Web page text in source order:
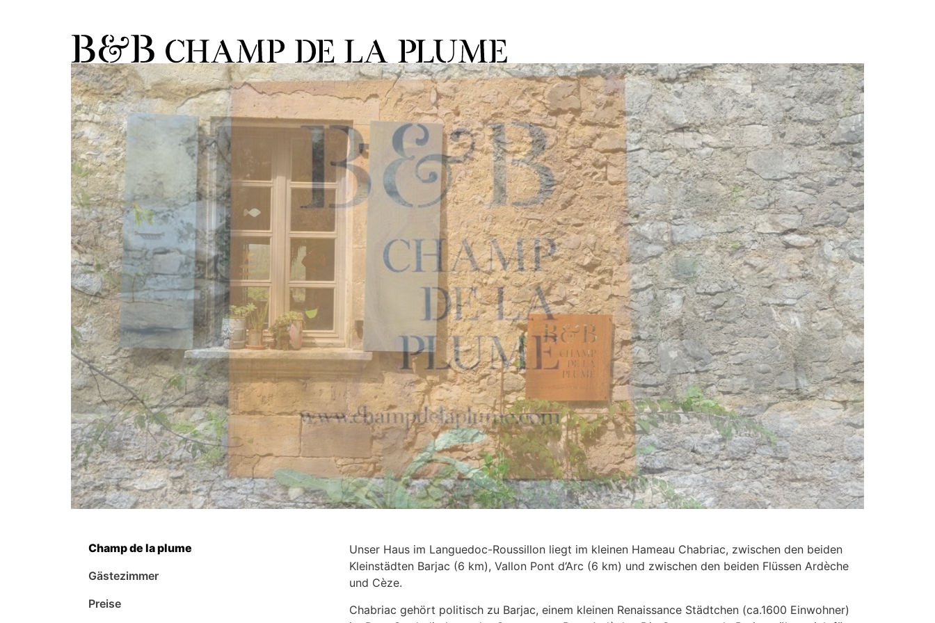
Champ de la plume
Gästezimmer
Preise
Unser Haus im Languedoc-Roussillon liegt im kleinen Hameau Chabriac, zwischen den beiden
Kleinstädten Barjac (6 km), Vallon Pont d‘Arc (6 km) und zwischen den beiden Flüssen Ardèche
und Cèze.
Chabriac gehört politisch zu Barjac, einem kleinen Renaissance Städtchen (ca.1600 Einwohner)